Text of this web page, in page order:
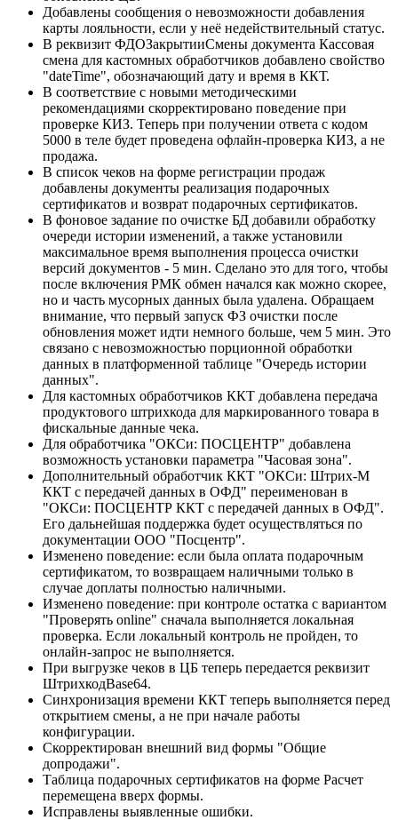
Добавлены сообщения о невозможности добавления
карты лояльности, если у неё недействительный статус.
В реквизит ФДОЗакрытииСмены документа Кассовая
смена для кастомных обработчиков добавлено свойство
"dateTime", обозначающий дату и время в ККТ.
В соответствие с новыми методическими
рекомендациями скорректировано поведение при
проверке КИЗ. Теперь при получении ответа с кодом
5000 в теле будет проведена офлайн-проверка КИЗ, а не
продажа.
В список чеков на форме регистрации продаж
добавлены документы реализация подарочных
сертификатов и возврат подарочных сертификатов.
В фоновое задание по очистке БД добавили обработку
очереди истории изменений, а также установили
максимальное время выполнения процесса очистки
версий документов - 5 мин. Сделано это для того, чтобы
после включения РМК обмен начался как можно скорее,
но и часть мусорных данных была удалена. Обращаем
внимание, что первый запуск ФЗ очистки после
обновления может идти немного больше, чем 5 мин. Это
связано с невозможностью порционной обработки
данных в платформенной таблице "Очередь истории
данных".
Для кастомных обработчиков ККТ добавлена передача
продуктового штрихкода для маркированного товара в
фискальные данные чека.
Для обработчика "ОКСи: ПОСЦЕНТР" добавлена
возможность установки параметра "Часовая зона".
Дополнительный обработчик ККТ "ОКСи: Штрих-М
ККТ с передачей данных в ОФД" переименован в
"ОКСи: ПОСЦЕНТР ККТ с передачей данных в ОФД".
Его дальнейшая поддержка будет осуществляться по
документации ООО "Посцентр".
Изменено поведение: если была оплата подарочным
сертификатом, то возвращаем наличными только в
случае доплаты полностью наличными.
Изменено поведение: при контроле остатка с вариантом
"Проверять online" сначала выполняется локальная
проверка. Если локальный контроль не пройден, то
онлайн-запрос не выполняется.
При выгрузке чеков в ЦБ теперь передается реквизит
ШтрихкодBase64.
Синхронизация времени ККТ теперь выполняется перед
открытием смены, а не при начале работы
конфигурации.
Скорректирован внешний вид формы "Общие
допродажи".
Таблица подарочных сертификатов на форме Расчет
перемещена вверх формы.
Исправлены выявленные ошибки.